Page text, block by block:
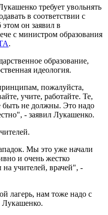
требует увольнять
в соответствии с
он заявил в
с министром образования
.
образование,
идеология.
пожалуйста,
учите, работайте. Те,
быть не должны. Это надо
- заявил Лукашенко.
Мы это уже начали
и очень жестко
на учителей, врачей", -
лагерь, нам тоже надо с
Лукашенко.